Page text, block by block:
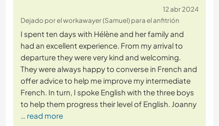
12 abr 2024
Dejado por el workawayer (Samuel) para el anfitrión
I spent ten days with Hélène and her family and
had an excellent experience. From my arrival to
departure they were very kind and welcoming.
They were always happy to converse in French and
offer advice to help me improve my intermediate
French. In turn, I spoke English with the three boys
to help them progress their level of English. Joanny
… read more